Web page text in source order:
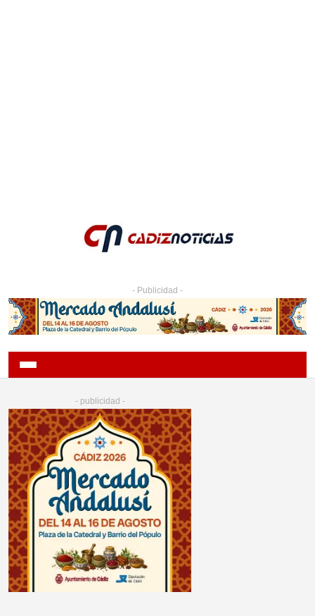
- Publicidad -
- publicidad -